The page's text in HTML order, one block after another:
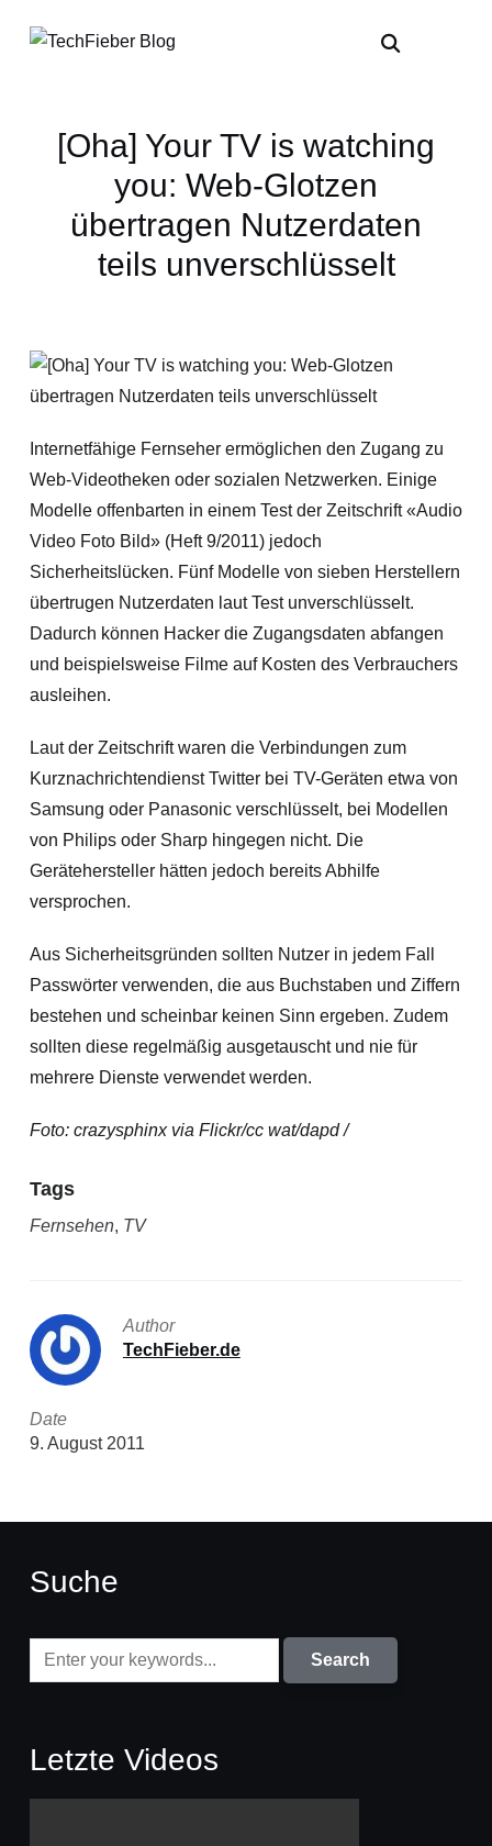
[Oha] Your TV is watching
you: Web-Glotzen
übertragen Nutzerdaten
teils unverschlüsselt
Internetfähige Fernseher ermöglichen den Zugang zu
Web-Videotheken oder sozialen Netzwerken. Einige
Modelle offenbarten in einem Test der Zeitschrift «Audio
Video Foto Bild» (Heft 9/2011) jedoch
Sicherheitslücken. Fünf Modelle von sieben Herstellern
übertrugen Nutzerdaten laut Test unverschlüsselt.
Dadurch können Hacker die Zugangsdaten abfangen
und beispielsweise Filme auf Kosten des Verbrauchers
ausleihen.
Laut der Zeitschrift waren die Verbindungen zum
Kurznachrichtendienst Twitter bei TV-Geräten etwa von
Samsung oder Panasonic verschlüsselt, bei Modellen
von Philips oder Sharp hingegen nicht. Die
Gerätehersteller hätten jedoch bereits Abhilfe
versprochen.
Aus Sicherheitsgründen sollten Nutzer in jedem Fall
Passwörter verwenden, die aus Buchstaben und Ziffern
bestehen und scheinbar keinen Sinn ergeben. Zudem
sollten diese regelmäßig ausgetauscht und nie für
mehrere Dienste verwendet werden.
Foto: crazysphinx via Flickr/cc wat/dapd /
Tags
Fernsehen, TV
Author
TechFieber.de
Date
9. August 2011
Suche
Letzte Videos